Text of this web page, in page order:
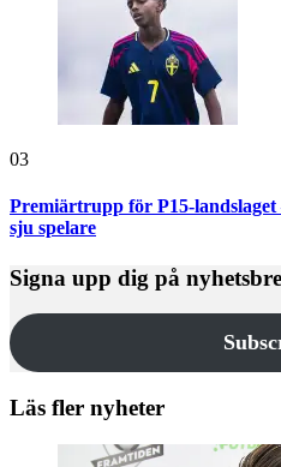
03
Premiärtrupp för P15-
sju spelare
Signa upp dig på
Läs fler nyheter